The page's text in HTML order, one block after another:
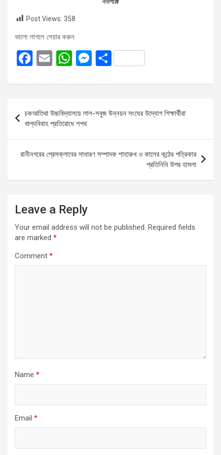
Post Views: 358
ভালো লাগলে শেয়ার করুন
F
ce
b
o
o
k
E
ail
W
at
A
p
p
M
se
g
er
S
ar
navigation
চকআতিথা উচ্চবিদ্যালয়ে লাল-সবুজ উন্নয়ন সংঘের উদ্যোগ শিক্ষার্থীরা
বাল্যবিবাহ প্রতিরোধে শপথ
রানীনগরের প্রেসক্লাবের সাধারণ সম্পাদক শাহারুখ ও কালের কন্ঠের পত্রিকার
প্রতিনিধি উপর হামলা
Leave a Reply
Your email address will not be published. Required fields
are marked *
Comment *
Name *
Email *